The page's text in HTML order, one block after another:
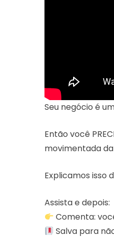
Seu negócio é
Então você
movimentada
Explicamos isso
Assista e depois:
Comenta:
Salva para